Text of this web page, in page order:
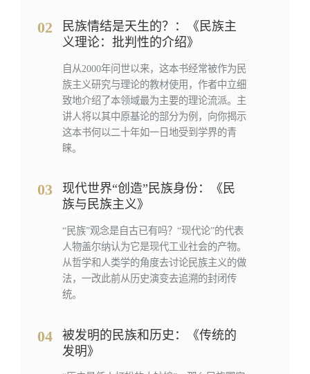
02
民族情结是天生的？：《民族主
义理论：批判性的介绍》
自从2000年问世以来，这本书经常被作为民
族主义研究与理论的教材使用，作者中立细
致地介绍了本领域最为主要的理论流派。主
讲人将以其中原基论的部分为例，向你揭示
这本书何以二十年如一日地受到学界的青
睐。
03
现代世界“创造”民族身份：《民
族与民族主义》
“民族”观念是自古已有吗？“现代论”的代表
人物盖尔纳认为它是现代工业社会的产物。
从哲学和人类学的角度去讨论民族主义的做
法，一改此前从历史演变去追溯的封闭传
统。
04
被发明的民族和历史：《传统的
发明》